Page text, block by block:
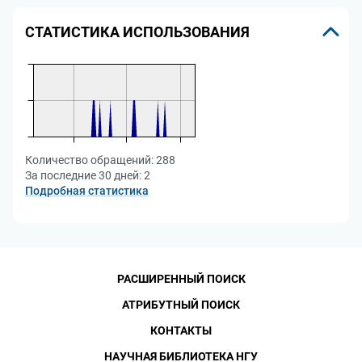
СТАТИСТИКА ИСПОЛЬЗОВАНИЯ
Количество обращений:288
За последние 30 дней:2
Подробная статистика
РАСШИРЕННЫЙ ПОИСК
АТРИБУТНЫЙ ПОИСК
КОНТАКТЫ
НАУЧНАЯ БИБЛИОТЕКА НГУ